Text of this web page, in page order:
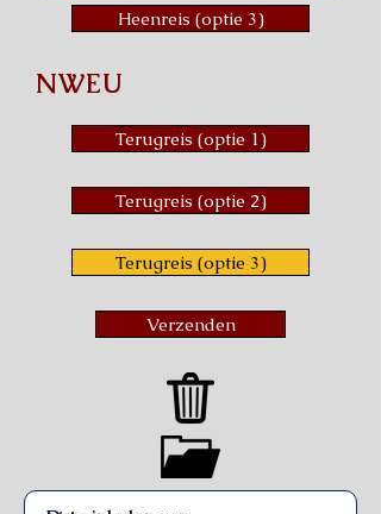
Heenreis (optie 3)
NWEU
Terugreis (optie 1)
Terugreis (optie 2)
Terugreis (optie 3)
Verzenden